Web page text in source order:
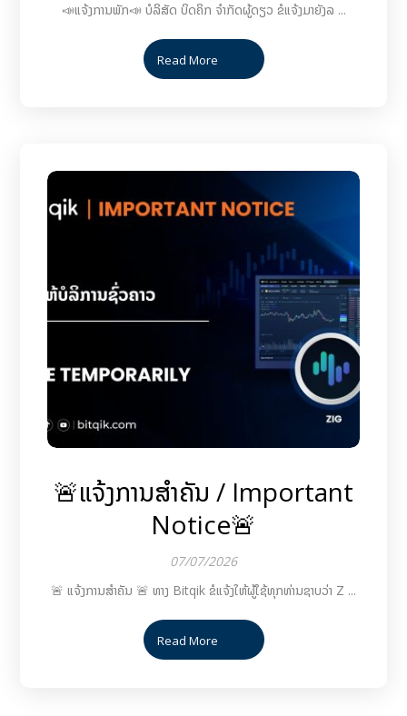
📣ແຈ້ງການພັກ📣 ບໍລິສັດ ບິດຄິກ ຈຳກັດຜູ້ດຽວ ຂໍແຈ້ງມາຍັງລ ...
Read More
🚨ແຈ້ງການສຳຄັນ / Important
Notice🚨
07/07/2026
🚨 ແຈ້ງການສຳຄັນ 🚨 ທາງ Bitqik ຂໍແຈ້ງໃຫ້ຜູ້ໃຊ້ທຸກທ່ານຊາບວ່າ Z ...
Read More